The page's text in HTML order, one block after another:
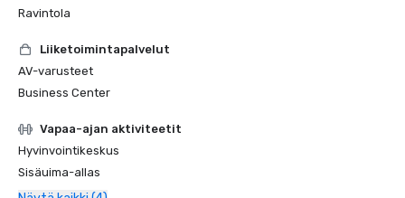
Ravintola
Liiketoimintapalvelut
AV-varusteet
Business Center
Vapaa-ajan aktiviteetit
Hyvinvointikeskus
Sisäuima-allas